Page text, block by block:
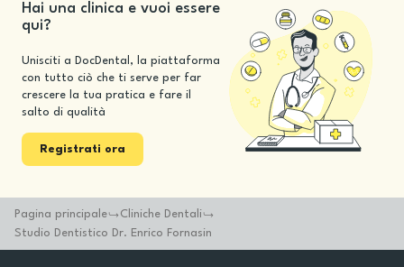
Hai una clinica e vuoi essere
qui?
Unisciti a DocDental, la piattaforma
con tutto ciò che ti serve per far
crescere la tua pratica e fare il
salto di qualità
Registrati ora
Pagina principale
Cliniche Dentali
Studio Dentistico Dr. Enrico Fornasin